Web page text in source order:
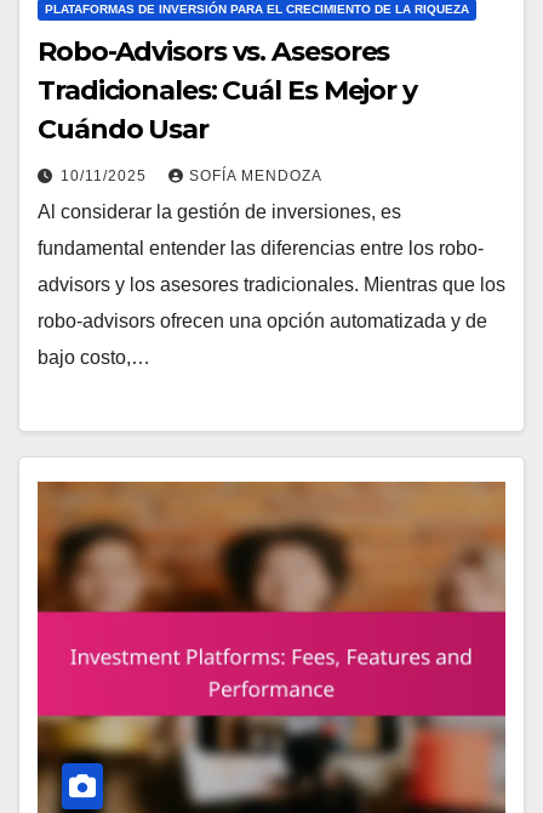
PLATAFORMAS DE INVERSIÓN PARA EL CRECIMIENTO DE LA RIQUEZA
Robo-Advisors vs. Asesores
Tradicionales: Cuál Es Mejor y
Cuándo Usar
10/11/2025 SOFÍA MENDOZA
Al considerar la gestión de inversiones, es
fundamental entender las diferencias entre los robo-
advisors y los asesores tradicionales. Mientras que los
robo-advisors ofrecen una opción automatizada y de
bajo costo,…